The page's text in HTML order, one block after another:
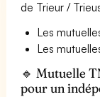
de Trieur /
Les
Les
🔹 Mutuelle
pour un